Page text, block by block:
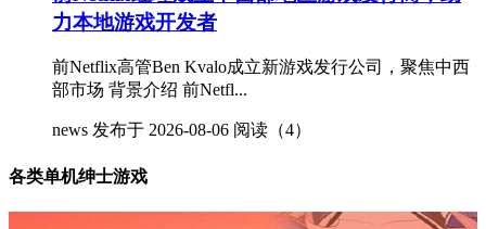
力本地游戏开发者
前Netflix高管Ben Kvalo成立新游戏发行公司，聚焦中西
部市场 背景介绍 前Netfl...
news 发布于 2026-08-06 阅读（4）
各类单机绅士游戏